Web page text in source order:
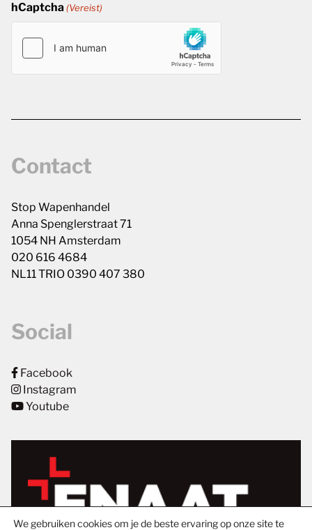
hCaptcha (Vereist)
Contact
Stop Wapenhandel
Anna Spenglerstraat 71
1054 NH Amsterdam
020 616 4684
NL11 TRIO 0390 407 380
Social
Facebook
Instagram
Youtube
We gebruiken cookies om je de beste ervaring op onze site te